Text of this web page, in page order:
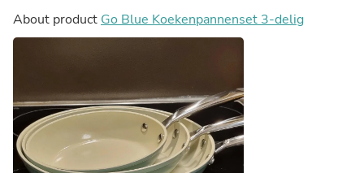
About product Go Blue Koekenpannenset 3-delig